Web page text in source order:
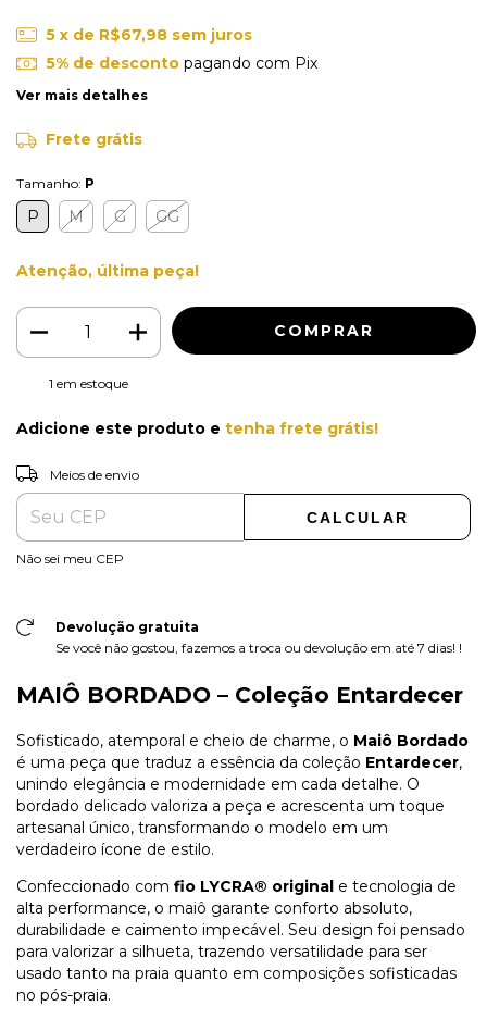
5 x de R$67,98 sem juros
5% de descontopagando com Pix
Ver mais detalhes
Frete grátis
Tamanho: P
P M G GG
Atenção, última peça!
1 em estoque
Adicione este produto e tenha frete grátis!
Entregas para o CEP:
Meios de envio
CALCULAR
Não sei meu CEP
Devolução gratuita
Se você não gostou, fazemos a troca ou devolução em até 7 dias! !
MAIÔ BORDADO – Coleção Entardecer
Sofisticado, atemporal e cheio de charme, o Maiô Bordado
é uma peça que traduz a essência da coleção Entardecer,
unindo elegância e modernidade em cada detalhe. O
bordado delicado valoriza a peça e acrescenta um toque
artesanal único, transformando o modelo em um
verdadeiro ícone de estilo.
Confeccionado com fio LYCRA® original e tecnologia de
alta performance, o maiô garante conforto absoluto,
durabilidade e caimento impecável. Seu design foi pensado
para valorizar a silhueta, trazendo versatilidade para ser
usado tanto na praia quanto em composições sofisticadas
no pós-praia.